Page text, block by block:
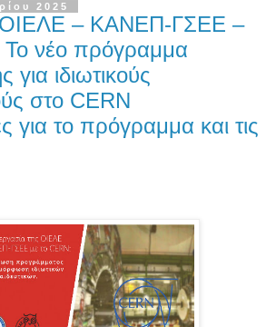
2025
ΟΙΕΛΕ – ΚΑΝΕΠ-ΓΣΕΕ –
νέο πρόγραμμα
ιδιωτικούς
στο CERN
για το πρόγραμμα και τις